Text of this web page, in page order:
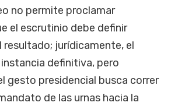
no permite proclamar
el escrutinio debe definir
jurídicamente, el
definitiva, pero
gesto presidencial busca correr
de las urnas hacia la